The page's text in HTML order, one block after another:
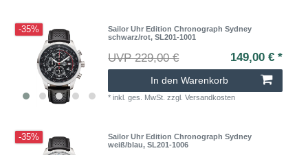
-35%
Sailor Uhr Edition Chronograph Sydney
schwarz/rot, SL201-1001
UVP 229,00 € 149,00 € *
In den Warenkorb
*inkl. ges. MwSt. zzgl.Versandkosten
-35%
Sailor Uhr Edition Chronograph Sydney
weiß/blau, SL201-1006